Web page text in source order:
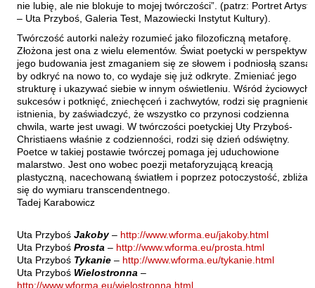
nie lubię, ale nie blokuje to mojej twórczości”. (patrz: Portret Artysty
– Uta Przyboś, Galeria Test, Mazowiecki Instytut Kultury).
Twórczość autorki należy rozumieć jako filozoficzną metaforę.
Złożona jest ona z wielu elementów. Świat poetycki w perspektywie
jego budowania jest zmaganiem się ze słowem i podniosłą szansą,
by odkryć na nowo to, co wydaje się już odkryte. Zmieniać jego
strukturę i ukazywać siebie w innym oświetleniu. Wśród życiowych
sukcesów i potknięć, zniechęceń i zachwytów, rodzi się pragnienie
istnienia, by zaświadczyć, że wszystko co przynosi codzienna
chwila, warte jest uwagi. W twórczości poetyckiej Uty Przyboś-
Christiaens właśnie z codzienności, rodzi się dzień odświętny.
Poetce w takiej postawie twórczej pomaga jej uduchowione
malarstwo. Jest ono wobec poezji metaforyzującą kreacją
plastyczną, nacechowaną światłem i poprzez potoczystość, zbliża
się do wymiaru transcendentnego.
Tadej Karabowicz
Uta Przyboś Jakoby– http://www.wforma.eu/jakoby.html
Uta Przyboś Prosta– http://www.wforma.eu/prosta.html
Uta Przyboś Tykanie– http://www.wforma.eu/tykanie.html
Uta Przyboś Wielostronna–
http://www.wforma.eu/wielostronna.html